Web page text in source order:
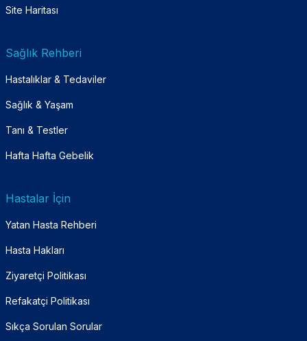
Site Haritası
Sağlık Rehberi
Hastalıklar & Tedaviler
Sağlık & Yaşam
Tanı & Testler
Hafta Hafta Gebelik
Hastalar İçin
Yatan Hasta Rehberi
Hasta Hakları
Ziyaretçi Politikası
Refakatçi Politikası
Sıkça Sorulan Sorular